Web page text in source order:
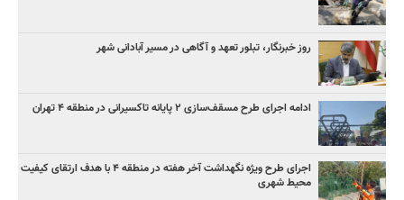
روز خبرنگار، تبلور تعهد و آگاهی در مسیر آبادانی شهر
ادامه اجرای طرح مسقف‌سازی ۲ پایانه تاکسیرانی در منطقه ۴ تهران
اجرای طرح ویژه نگهداشت آخر هفته در منطقه ۴ با هدف ارتقای کیفیت
محیط شهری